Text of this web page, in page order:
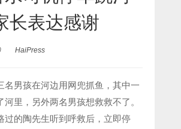
长表达感谢
HaiPress
名男孩在河边用网兜抓鱼，其中一
河里，另外两名男孩想救救不了。
过的陶先生听到呼救后，立即停